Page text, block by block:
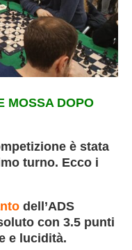
MOSSA DOPO
è stata
turno. Ecco i
dell’ADS
con 3.5 punti
e lucidità.